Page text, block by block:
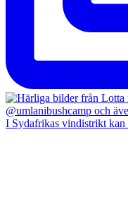
I Sydafrikas vindistrikt kan